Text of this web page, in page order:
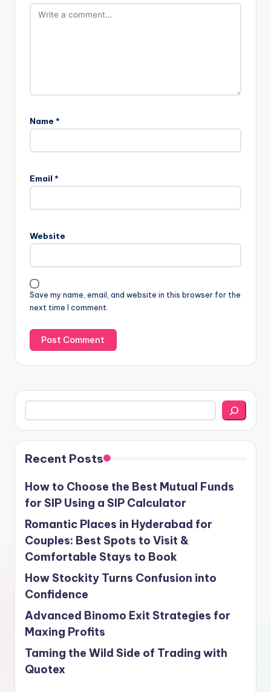
Name *
Email *
Website
Save my name, email, and website in this browser for the
next time I comment.
Search
Recent Posts
How to Choose the Best Mutual Funds
for SIP Using a SIP Calculator
Romantic Places in Hyderabad for
Couples: Best Spots to Visit &
Comfortable Stays to Book
How Stockity Turns Confusion into
Confidence
Advanced Binomo Exit Strategies for
Maxing Profits
Taming the Wild Side of Trading with
Quotex